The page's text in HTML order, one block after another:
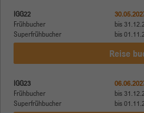
IGG22
Frühbucher
Superfrühbucher
bis
bis
Reise
IGG23
Frühbucher
Superfrühbucher
bis
bis